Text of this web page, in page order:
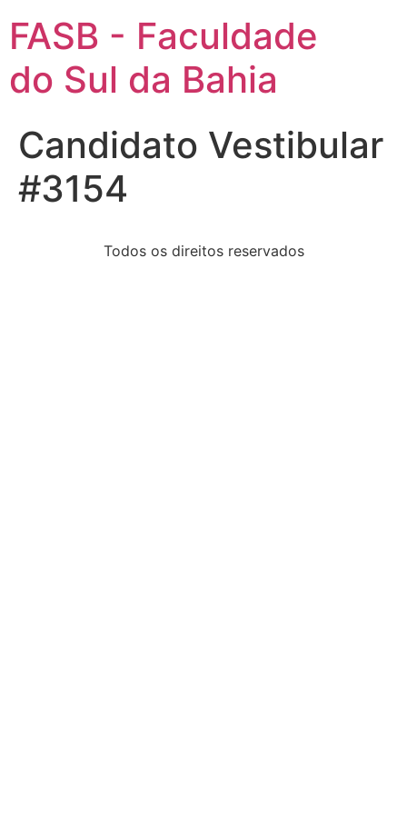
FASB - Faculdade
do Sul da Bahia
Candidato Vestibular
#3154
Todos os direitos reservados